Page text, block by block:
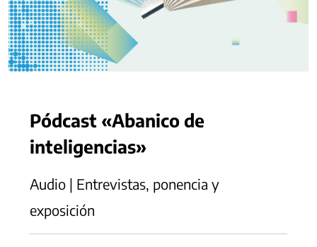
Pódcast «Abanico de
inteligencias»
Audio | Entrevistas, ponencia y
exposición